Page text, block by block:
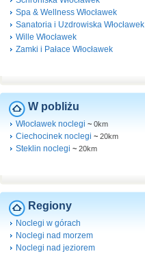
Spa & Wellness Włocławek
Sanatoria i Uzdrowiska Włocławek
Wille Włocławek
Zamki i Pałace Włocławek
W pobliżu
Włocławek noclegi ~ 0km
Ciechocinek noclegi ~ 20km
Steklin noclegi ~ 20km
Regiony
Noclegi w górach
Noclegi nad morzem
Noclegi nad jeziorem